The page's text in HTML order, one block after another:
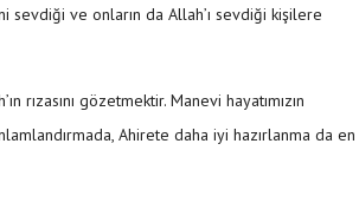
ve onların da Allah’ı sevdiği kişilere
rızasını gözetmektir. Manevi hayatımızın
Ahirete daha iyi hazırlanma da en